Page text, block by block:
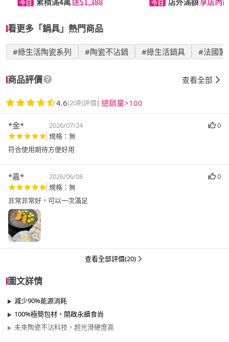
看更多「鍋具」熱門商品
#綠生活陶瓷系列 #陶瓷不沾鍋 #綠生活鍋具 #法國製
商品評價 查看全部
4.6(20則評價) 總銷量>100
*金* 2026/07/24
0
規格：無
符合使用期待方便好用
*嘉* 2026/06/08
0
規格：無
非常非常好，可以一次滿足
查看全部評價(20)
圖文詳情
減少90%能源消耗
100%極簡包材，開啟永續食尚
未來陶瓷不沾科技，超光滑硬度高